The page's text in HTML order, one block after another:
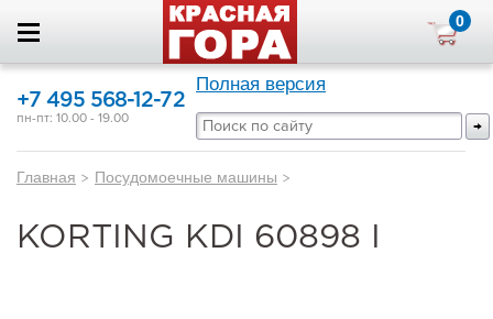
0
+7 495 568-12-72
пн-пт: 10.00 - 19.00
Полная версия
Главная > Посудомоечные машины >
KORTING KDI 60898 I